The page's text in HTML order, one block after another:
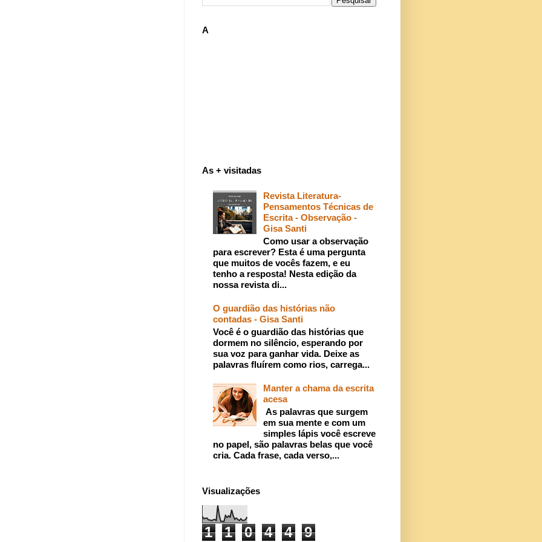
A
As + visitadas
Revista Literatura-
Pensamentos Técnicas de
Escrita - Observação -
Gisa Santi
Como usar a observação
para escrever? Esta é uma pergunta
que muitos de vocês fazem, e eu
tenho a resposta! Nesta edição da
nossa revista di...
O guardião das histórias não
contadas - Gisa Santi
Você é o guardião das histórias que
dormem no silêncio, esperando por
sua voz para ganhar vida. Deixe as
palavras fluírem como rios, carrega...
Manter a chama da escrita
acesa
As palavras que surgem
em sua mente e com um
simples lápis você escreve
no papel, são palavras belas que você
cria. Cada frase, cada verso,...
Visualizações
1 1 0 4 4 9